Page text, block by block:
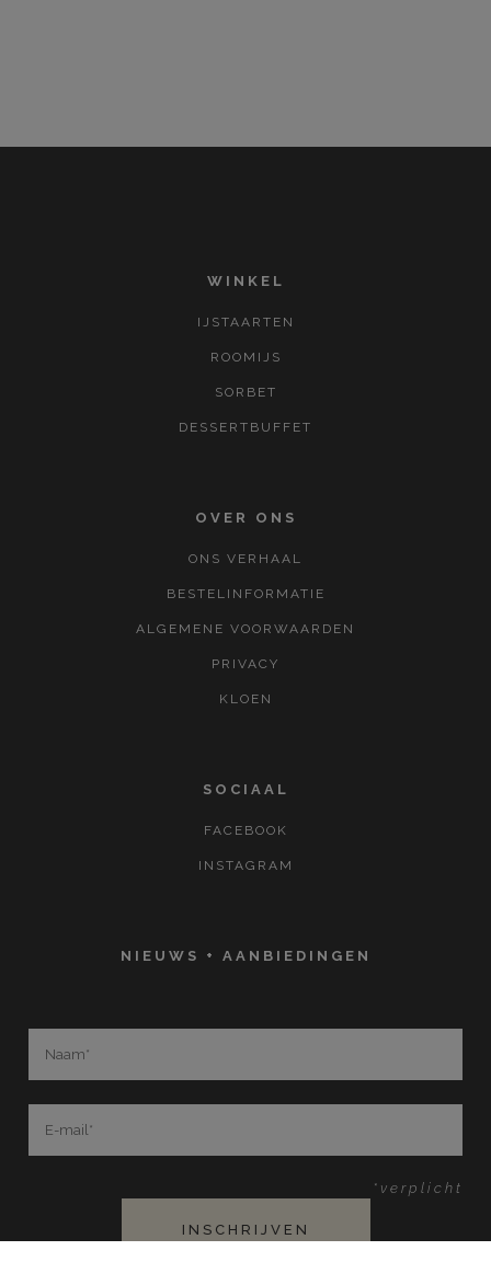
WINKEL
IJSTAARTEN
ROOMIJS
SORBET
DESSERTBUFFET
OVER ONS
ONS VERHAAL
BESTELINFORMATIE
ALGEMENE VOORWAARDEN
PRIVACY
KLOEN
SOCIAAL
FACEBOOK
INSTAGRAM
NIEUWS + AANBIEDINGEN
*verplicht